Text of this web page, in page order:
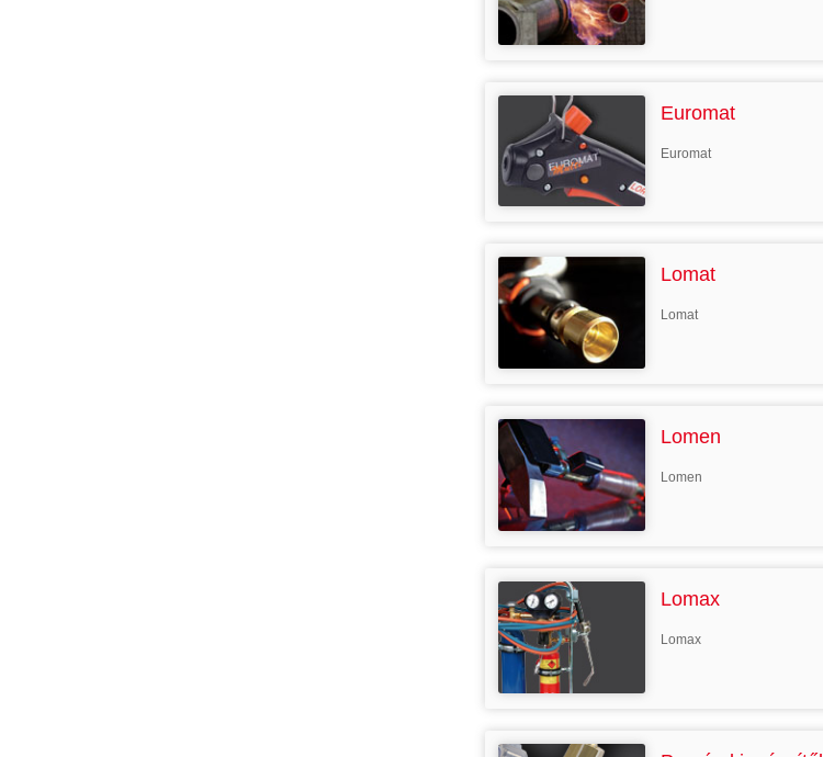
Euromat
Euromat
Lomat
Lomat
Lomen
Lomen
Lomax
Lomax